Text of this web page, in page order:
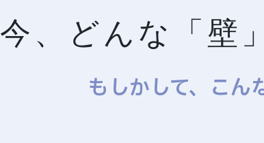
今、どんな「壁
もしかして、こん